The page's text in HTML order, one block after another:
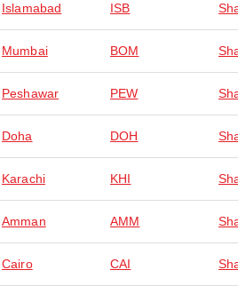
Islamabad ISB
Mumbai BOM
Peshawar PEW
Doha DOH
Karachi KHI
Amman AMM
Cairo CAI